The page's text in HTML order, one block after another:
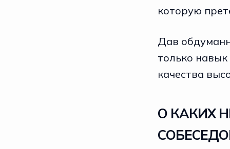
которую
Дав
только
качества
О КАКИХ